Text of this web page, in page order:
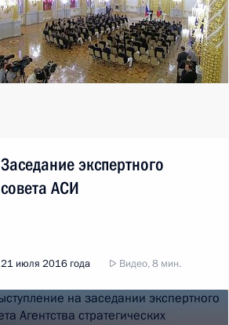
Заседание экспертного
совета АСИ
21 июля 2016 года Видео, 8 мин.